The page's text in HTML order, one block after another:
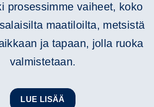
prosessimme vaiheet, koko
maatiloilta, metsistä
ja tapaan, jolla ruoka
valmistetaan.
LUE LISÄÄ